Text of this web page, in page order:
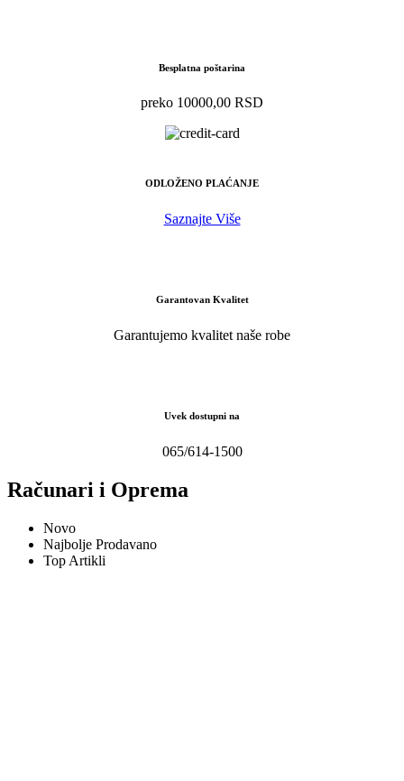
Besplatna poštarina
preko 10000,00 RSD
ODLOŽENO PLAĆANJE
Saznajte Više
Garantovan Kvalitet
Garantujemo kvalitet naše robe
Uvek dostupni na
065/614-1500
Računari i Oprema
Novo
Najbolje Prodavano
Top Artikli